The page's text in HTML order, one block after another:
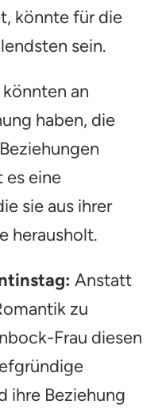
könnte für die
sein.
an
haben, die
es eine
sie aus ihrer
herausholt.
Anstatt
zu
Frau diesen
ihre Beziehung